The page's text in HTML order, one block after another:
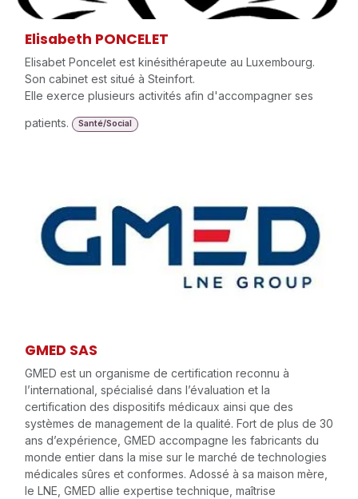
Elisabeth PONCELET
Elisabet Poncelet est kinésithérapeute au Luxembourg.
Son cabinet est situé à Steinfort.
Elle exerce plusieurs activités afin d'accompagner ses
patients.
Santé/Social
GMED SAS
GMED est un organisme de certification reconnu à
l’international, spécialisé dans l’évaluation et la
certification des dispositifs médicaux ainsi que des
systèmes de management de la qualité. Fort de plus de 30
ans d’expérience, GMED accompagne les fabricants du
monde entier dans la mise sur le marché de technologies
médicales sûres et conformes. Adossé à sa maison mère,
le LNE, GMED allie expertise technique, maîtrise